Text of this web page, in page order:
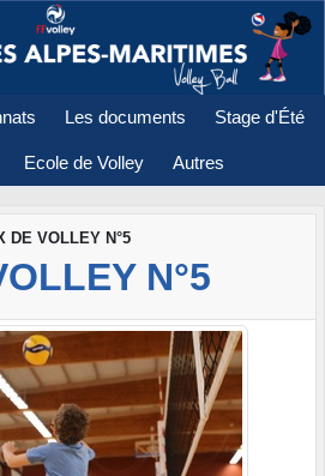
Les documents Stage d'Été
Ecole de Volley Autres
DE VOLLEY N°5
N°5